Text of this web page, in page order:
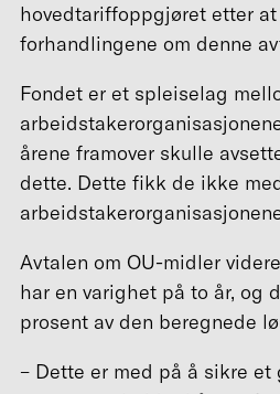
hovedtariffoppgjøret etter
forhandlingene om denne
Fondet er et spleiselag
årene framover skulle
dette. Dette fikk de ikke
Avtalen om OU-midler
har en varighet på to år, og
prosent av den beregnede
– Dette er med på å sikre